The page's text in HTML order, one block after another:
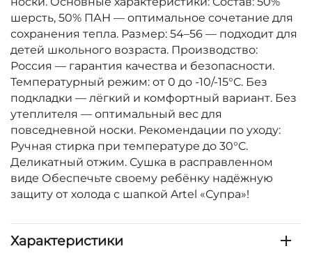
шерсть, 50% ПАН — оптимальное сочетание для
сохранения тепла. Размер: 54–56 — подходит для
детей школьного возраста. Производство:
Россия — гарантия качества и безопасности.
Температурный режим: от 0 до -10/-15°C. Без
подкладки — лёгкий и комфортный вариант. Без
утеплителя — оптимальный вес для
повседневной носки. Рекомендации по уходу:
Ручная стирка при температуре до 30°C.
Деликатный отжим. Сушка в расправленном
виде Обеспечьте своему ребёнку надёжную
защиту от холода с шапкой Artel «Супра»!
Характеристики